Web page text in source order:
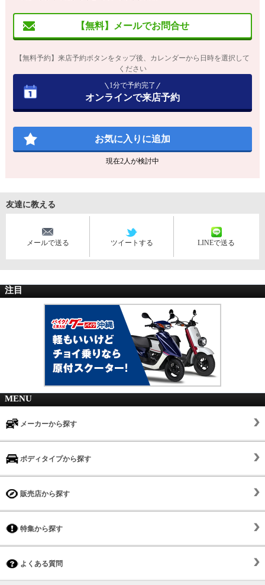
【無料】メールでお問合せ
【無料予約】来店予約ボタンをタップ後、カレンダーから日時を選択して
ください
1分で予約完了
オンラインで来店予約
お気に入りに追加
現在2人が検討中
友達に教える
メールで送る ツイートする LINEで送る
注目
MENU
メーカーから探す
ボディタイプから探す
販売店から探す
特集から探す
よくある質問